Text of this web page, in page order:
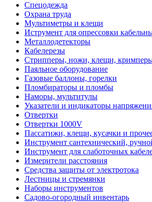
Спецодежда
Охрана труда
Мультиметры и клещи
Иструмент для опрессовки
Металлодетекторы
Кабелерезы
Стрипперы, ножи, клещи,
Паяльное оборудование
Газовые баллоны, горелки
Пломбираторы и пломбы
Наморы, мультитулы
Указатели и индикаторы
Отвертки
Отвертки 1000V
Пассатижи, клещи, кусачки и
Инструмент сантехнический,
Инструмент для слаботочных
Измерители расстояния
Средства защиты от электротока
Лестницы и стремянки
Наборы инструментов
Садово-огородный инвентарь